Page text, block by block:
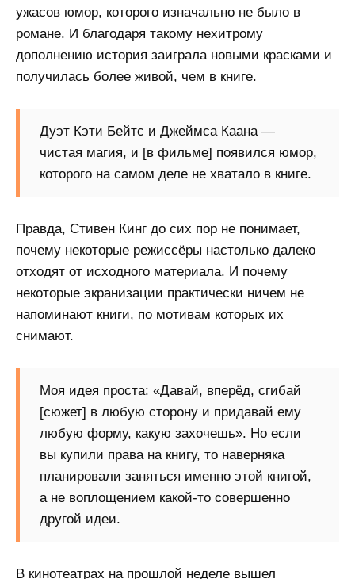
ужасов юмор, которого изначально не было в
романе. И благодаря такому нехитрому
дополнению история заиграла новыми красками и
получилась более живой, чем в книге.
Дуэт Кэти Бейтс и Джеймса Каана —
чистая магия, и [в фильме] появился юмор,
которого на самом деле не хватало в книге.
Правда, Стивен Кинг до сих пор не понимает,
почему некоторые режиссёры настолько далеко
отходят от исходного материала. И почему
некоторые экранизации практически ничем не
напоминают книги, по мотивам которых их
снимают.
Моя идея проста: «Давай, вперёд, сгибай
[сюжет] в любую сторону и придавай ему
любую форму, какую захочешь». Но если
вы купили права на книгу, то наверняка
планировали заняться именно этой книгой,
а не воплощением какой-то совершенно
другой идеи.
В кинотеатрах на прошлой неделе вышел